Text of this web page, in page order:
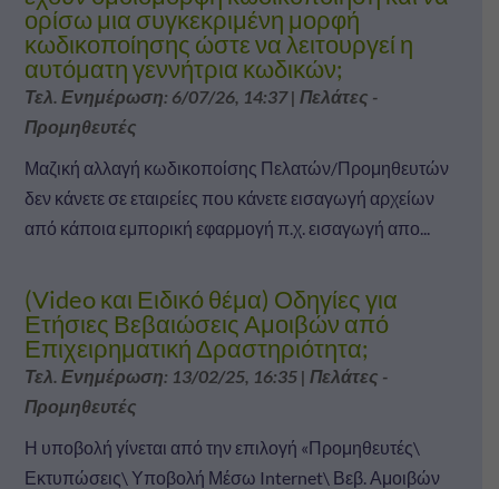
ορίσω μια συγκεκριμένη μορφή
κωδικοποίησης ώστε να λειτουργεί η
αυτόματη γεννήτρια κωδικών;
Τελ. Ενημέρωση: 6/07/26, 14:37| Πελάτες -
Προμηθευτές
Μαζική αλλαγή κωδικοποίσης Πελατών/Προμηθευτών
δεν κάνετε σε εταιρείες που κάνετε εισαγωγή αρχείων
από κάποια εμπορική εφαρμογή π.χ. εισαγωγή απο...
(Video και Ειδικό θέμα) Οδηγίες για
Ετήσιες Βεβαιώσεις Αμοιβών από
Επιχειρηματική Δραστηριότητα;
Τελ. Ενημέρωση: 13/02/25, 16:35| Πελάτες -
Προμηθευτές
Η υποβολή γίνεται από την επιλογή «Προμηθευτές\
Εκτυπώσεις\ Υποβολή Μέσω Internet\ Βεβ. Αμοιβών